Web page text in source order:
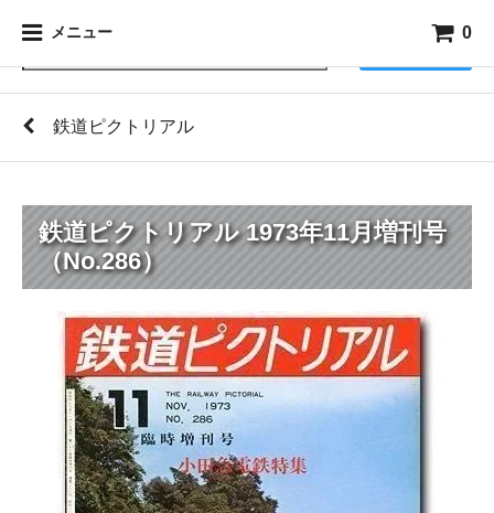
メニュー 0
鉄道ピクトリアル
鉄道ピクトリアル 1973年11月増刊号
（No.286）